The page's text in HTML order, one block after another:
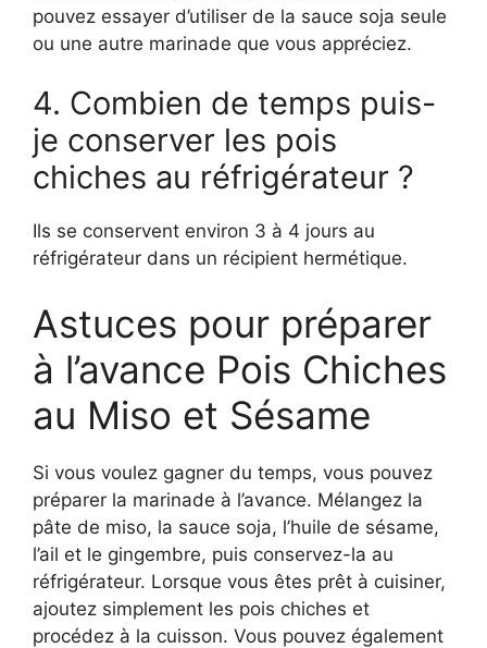
pouvez essayer d’utiliser de la sauce soja seule
ou une autre marinade que vous appréciez.
4. Combien de temps puis-
je conserver les pois
chiches au réfrigérateur ?
Ils se conservent environ 3 à 4 jours au
réfrigérateur dans un récipient hermétique.
Astuces pour préparer
à l’avance Pois Chiches
au Miso et Sésame
Si vous voulez gagner du temps, vous pouvez
préparer la marinade à l’avance. Mélangez la
pâte de miso, la sauce soja, l’huile de sésame,
l’ail et le gingembre, puis conservez-la au
réfrigérateur. Lorsque vous êtes prêt à cuisiner,
ajoutez simplement les pois chiches et
procédez à la cuisson. Vous pouvez également